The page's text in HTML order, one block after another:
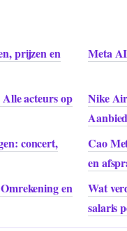
prijzen en
Meta
acteurs op
Nike
concert,
Cao
en
en
Wat
salaris